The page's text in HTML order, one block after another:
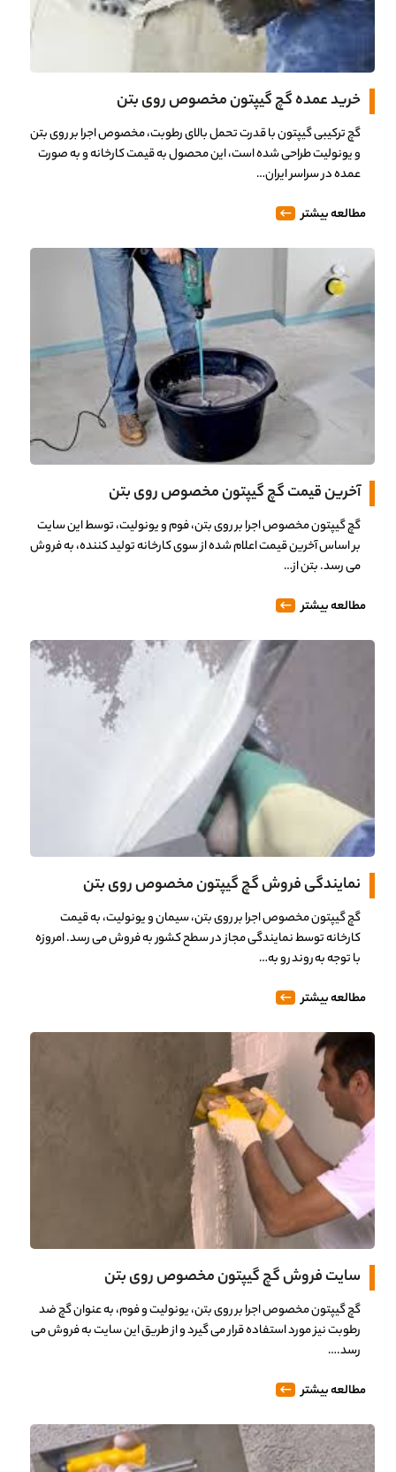
خرید عمده گچ گیپتون مخصوص روی بتن
گچ ترکیبی گیپتون با قدرت تحمل بالای رطوبت، مخصوص اجرا بر روی بتن
و یونولیت طراحی شده است، این محصول به قیمت کارخانه و به صورت
عمده در سراسر ایران…
مطالعه بیشتر
آخرین قیمت گچ گیپتون مخصوص روی بتن
گچ گیپتون مخصوص اجرا بر روی بتن، فوم و یونولیت، توسط این سایت
بر اساس آخرین قیمت اعلام شده از سوی کارخانه تولید کننده، به فروش
می رسد. بتن از…
مطالعه بیشتر
نمایندگی فروش گچ گیپتون مخصوص روی بتن
گچ گیپتون مخصوص اجرا بر روی بتن، سیمان و یونولیت، به قیمت
کارخانه توسط نمایندگی مجاز در سطح کشور به فروش می رسد. امروزه
با توجه به روند رو به…
مطالعه بیشتر
سایت فروش گچ گیپتون مخصوص روی بتن
گچ گیپتون مخصوص اجرا بر روی بتن، یونولیت و فوم، به عنوان گچ ضد
رطوبت نیز مورد استفاده قرار می گیرد و از طریق این سایت به فروش می
رسد.…
مطالعه بیشتر